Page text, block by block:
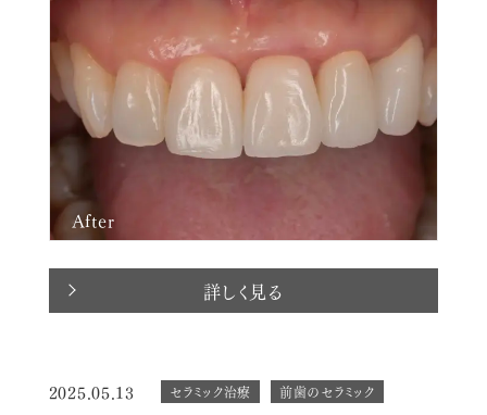
After
詳しく見る
2025.05.13 セラミック治療 前歯のセラミック